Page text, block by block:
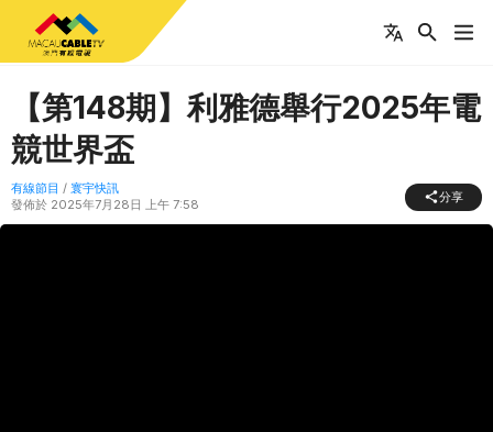
【第148期】利雅德舉行2025年電
競世界盃
有線節目 / 寰宇快訊
發佈於 2025年7月28日 上午 7:58
分享